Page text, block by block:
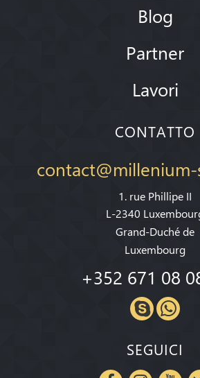
Blog
Partner
Lavori
CONTATTO
1. rue Phillipe II
L-2340
Grand-Duché de
Luxembourg
+352 671 08
SEGUICI